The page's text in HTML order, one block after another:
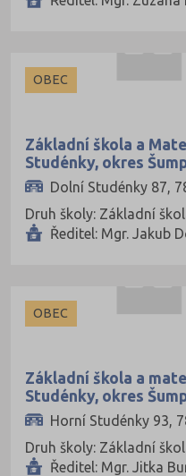
OBEC
Základní škola a
Studénky, okres
organizace
Dolní Studénky 87,
Druh školy: Základní
Ředitel: Mgr. Jakub
OBEC
Základní škola a
Studénky, okres
organizace
Horní Studénky 93,
Druh školy: Základní
Ředitel: Mgr. Jitka